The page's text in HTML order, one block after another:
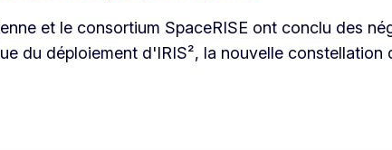
et le consortium SpaceRISE ont conclu des
du déploiement d'IRIS², la nouvelle constellation